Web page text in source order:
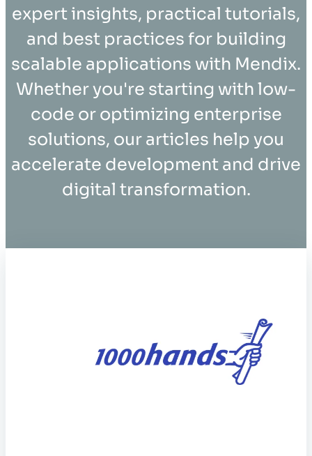
expert insights, practical tutorials,
and best practices for building
scalable applications with Mendix.
Whether you're starting with low-
code or optimizing enterprise
solutions, our articles help you
accelerate development and drive
digital transformation.